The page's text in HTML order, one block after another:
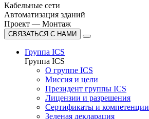
Кабельные сети
Автоматизация зданий
Проект — Монтаж
СВЯЗАТЬСЯ С НАМИ
Группа ICS
Группа ICS
О группе ICS
Миссия и цели
Президент группы ICS
Лицензии и разрешения
Сертификаты и компетенции
Зеленая декларация